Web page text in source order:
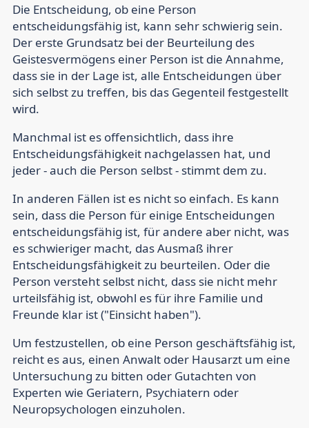
Die Entscheidung, ob eine Person
entscheidungsfähig ist, kann sehr schwierig sein.
Der erste Grundsatz bei der Beurteilung des
Geistesvermögens einer Person ist die Annahme,
dass sie in der Lage ist, alle Entscheidungen über
sich selbst zu treffen, bis das Gegenteil festgestellt
wird.
Manchmal ist es offensichtlich, dass ihre
Entscheidungsfähigkeit nachgelassen hat, und
jeder - auch die Person selbst - stimmt dem zu.
In anderen Fällen ist es nicht so einfach. Es kann
sein, dass die Person für einige Entscheidungen
entscheidungsfähig ist, für andere aber nicht, was
es schwieriger macht, das Ausmaß ihrer
Entscheidungsfähigkeit zu beurteilen. Oder die
Person versteht selbst nicht, dass sie nicht mehr
urteilsfähig ist, obwohl es für ihre Familie und
Freunde klar ist ("Einsicht haben").
Um festzustellen, ob eine Person geschäftsfähig ist,
reicht es aus, einen Anwalt oder Hausarzt um eine
Untersuchung zu bitten oder Gutachten von
Experten wie Geriatern, Psychiatern oder
Neuropsychologen einzuholen.